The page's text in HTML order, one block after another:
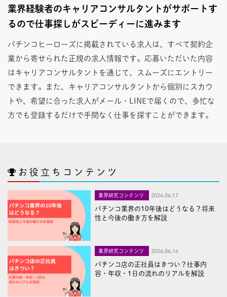
業界経験者のキャリアコンサルタントがサポートす
るので仕事探しがスピーディーに進みます
パチンコヒーローズに掲載されている求人は、すべて契約企
業から寄せられた正規の求人情報です。応募いただいた内容
はキャリアコンサルタントを通じて、スムーズにエントリー
できます。また、キャリアコンサルタントから個別にスカウ
トや、希望に合った求人がメール・LINEで届くので、多忙な
方でも登録するだけで手間なく仕事を探すことができます。
お役立ちコンテンツ
業界研究コンテンツ 2026,06,17
パチンコ業界の10年後はどうなる？将来
性と今後の働き方を解説
業界研究コンテンツ 2026,06,16
パチンコ店の正社員はきつい？仕事内
容・年収・1日の流れのリアルを解説